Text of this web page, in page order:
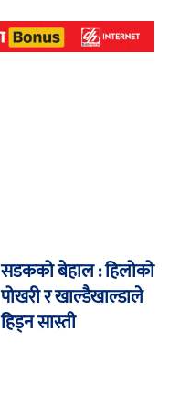
सडकको बेहाल : हिलोको
पोखरी र खाल्डैखाल्डाले
हिड्न सास्ती